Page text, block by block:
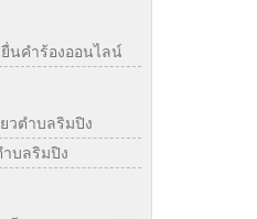
นคำร้องออนไลน์
วตำบลริมปิง
บลริมปิง